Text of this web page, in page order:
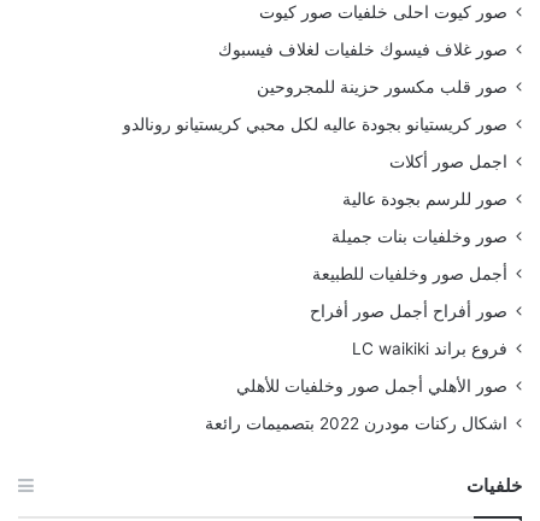
صور كيوت احلى خلفيات صور كيوت
صور غلاف فيسوك خلفيات لغلاف فيسبوك
صور قلب مكسور حزينة للمجروحين
صور كريستيانو بجودة عاليه لكل محبي كريستيانو رونالدو
اجمل صور أكلات
صور للرسم بجودة عالية
صور وخلفيات بنات جميلة
أجمل صور وخلفيات للطبيعة
صور أفراح أجمل صور أفراح
فروع براند LC waikiki
صور الأهلي أجمل صور وخلفيات للأهلي
اشكال ركنات مودرن 2022 بتصميمات رائعة
خلفيات